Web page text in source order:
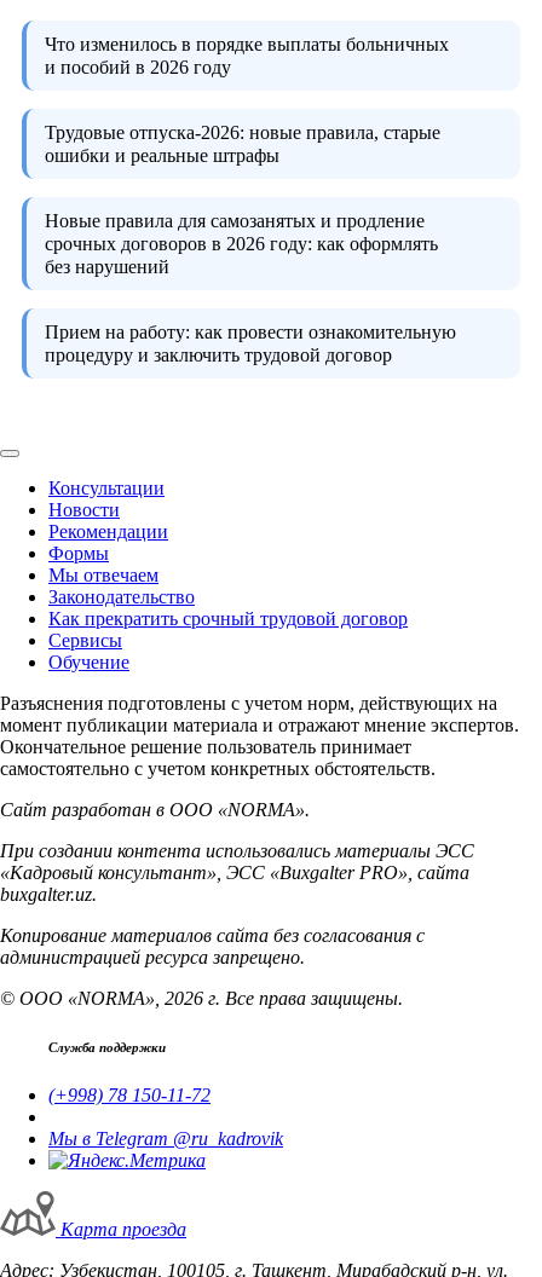
Что изменилось в порядке выплаты больничных
и пособий в 2026 году
Трудовые отпуска-2026: новые правила, старые
ошибки и реальные штрафы
Новые правила для самозанятых и продление
срочных договоров в 2026 году: как оформлять
без нарушений
Прием на работу: как провести ознакомительную
процедуру и заключить трудовой договор
Консультации
Новости
Рекомендации
Формы
Мы отвечаем
Законодательство
Как прекратить срочный трудовой договор
Сервисы
Обучение
Разъяснения подготовлены с учетом норм, действующих на
момент публикации материала и отражают мнение экспертов.
Окончательное решение пользователь принимает
самостоятельно с учетом конкретных обстоятельств.
Сайт разработан в ООО «NORMA».
При создании контента использовались материалы ЭСС
«Кадровый консультант», ЭСС «Buxgalter PRO», сайта
buxgalter.uz.
Копирование материалов сайта без согласования с
администрацией ресурса запрещено.
© ООО «NORMA», 2026 г. Все права защищены.
Служба поддержки
(+998) 78 150-11-72
Мы в Telegram @ru_kadrovik
Карта проезда
Адрес: Узбекистан, 100105, г. Ташкент, Мирабадский р-н, ул.